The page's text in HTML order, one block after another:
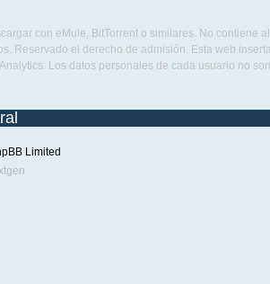
con eMule, BitTorrent o similares. No
Reservado el derecho de admisión. Esta web
Los datos personales de cada usuario no
Limited